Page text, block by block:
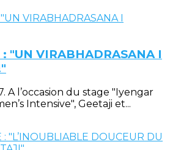
: "UN VIRABHADRASANA I
A l’occasion du stage "Iyengar
Intensive", Geetaji et...